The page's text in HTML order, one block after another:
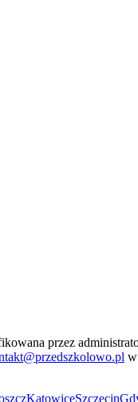
przez
KatowiceSzczecin